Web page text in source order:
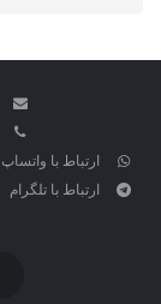
ارتباط با واتساپ
ارتباط با تلگرام